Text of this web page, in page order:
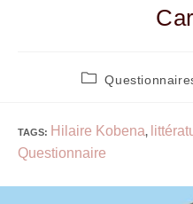
TAGS: Hilaire Kobena,
Questionnaire